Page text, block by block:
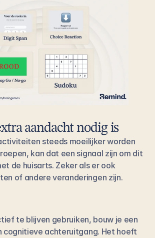
aandacht nodig is
steeds moeilijker worden
kan dat een signaal zijn om dit
de huisarts. Zeker als er ook
of andere veranderingen zijn.
te blijven gebruiken, bouw je een
cognitieve achteruitgang. Het hoeft